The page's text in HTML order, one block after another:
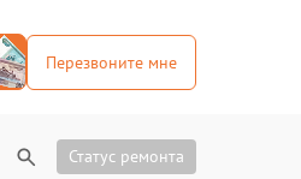
Перезвоните мне
Статус ремонта